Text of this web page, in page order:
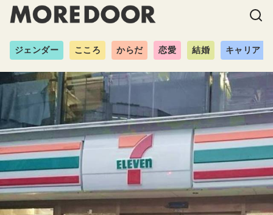
ジェンダー こころ からだ 恋愛 結婚 キャリア